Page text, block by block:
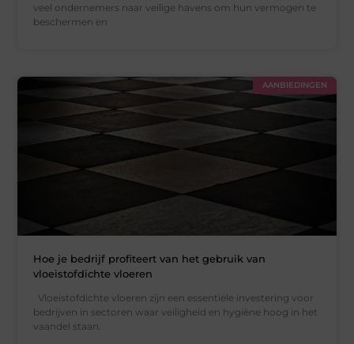
veel ondernemers naar veilige havens om hun vermogen te
beschermen en
AANBIEDINGEN
Hoe je bedrijf profiteert van het gebruik van
vloeistofdichte vloeren
Vloeistofdichte vloeren zijn een essentiële investering voor
bedrijven in sectoren waar veiligheid en hygiëne hoog in het
vaandel staan.